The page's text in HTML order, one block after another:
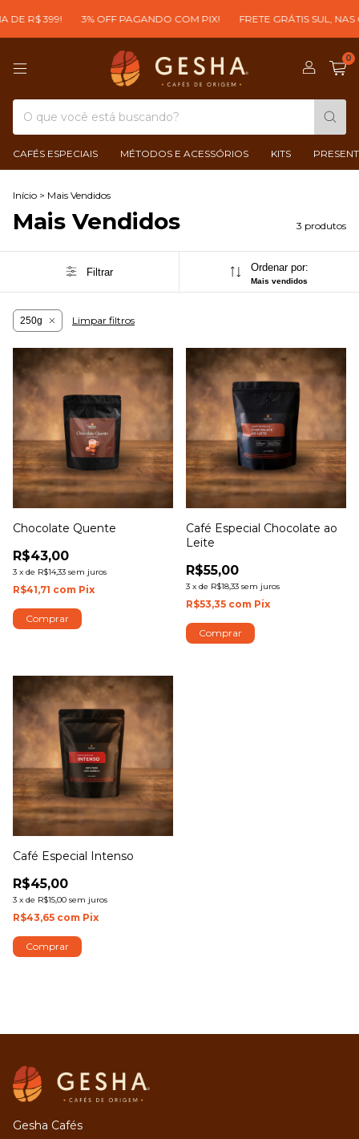
R$ 399! 3% OFF PAGANDO COM PIX! FRETE GRÁTIS SUL, NAS
0
CAFÉS ESPECIAIS MÉTODOS E ACESSÓRIOS KITS
Início > Mais Vendidos
Mais Vendidos 3 produtos
Filtrar Ordenar por:
Mais vendidos
250g Limpar filtros
Chocolate Quente
R$43,00
3 x de R$14,33 sem juros
R$41,71 com Pix
Comprar
Café Especial Chocolate ao
Leite
R$55,00
3 x de R$18,33 sem juros
R$53,35 com Pix
Comprar
Café Especial Intenso
R$45,00
3 x de R$15,00 sem juros
R$43,65 com Pix
Comprar
Gesha Cafés